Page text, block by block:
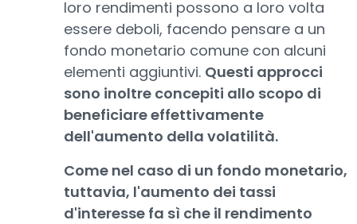
loro rendimenti possono a loro volta
essere deboli, facendo pensare a un
fondo monetario comune con alcuni
elementi aggiuntivi. Questi approcci
sono inoltre concepiti allo scopo di
beneficiare effettivamente
dell'aumento della volatilità.
Come nel caso di un fondo monetario,
tuttavia, l'aumento dei tassi
d'interesse fa sì che il rendimento